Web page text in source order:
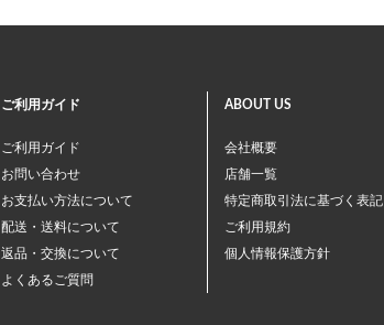
ご利用ガイド
ご利用ガイド
お問い合わせ
お支払い方法について
配送・送料について
返品・交換について
よくあるご質問
ABOUT US
会社概要
店舗一覧
特定商取引法に基づく表記
ご利用規約
個人情報保護方針